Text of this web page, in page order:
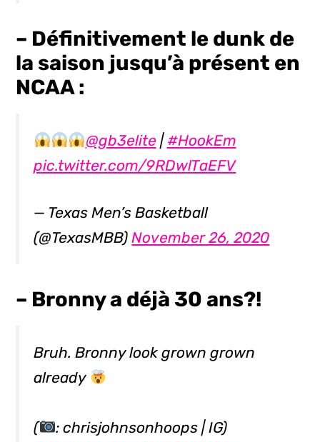
– Définitivement le dunk de
la saison jusqu’à présent en
NCAA :
@gb3elite| #HookEm
pic.twitter.com/9RDwlTaEFV
— Texas Men’s Basketball
(@TexasMBB)November 26, 2020
– Bronny a déjà 30 ans?!
Bruh. Bronny look grown grown
already
(
: chrisjohnsonhoops | IG)